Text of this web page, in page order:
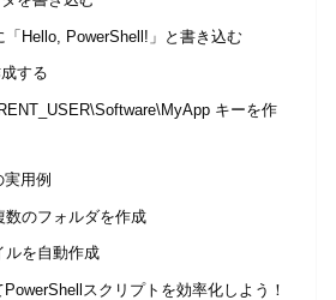
Hello, PowerShell!」と書き込む
する
キーを作
用例
数のフォルダを作成
ルを自動作成
スクリプトを効率化しよう！